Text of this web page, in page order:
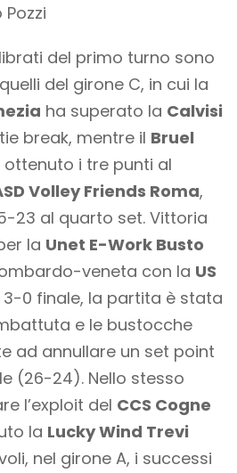
del primo turno sono
del girone C, in cui la
ha superato la Calvisi
break, mentre il Bruel
ottenuto i tre punti al
Volley Friends Roma,
23 al quarto set. Vittoria
la Unet E-Work Busto
veneta con la US
3-0 finale, la partita è stata
e le bustocche
ad annullare un set point
(26-24). Nello stesso
l’exploit del CCS Cogne
la Lucky Wind Trevi
nel girone A, i successi